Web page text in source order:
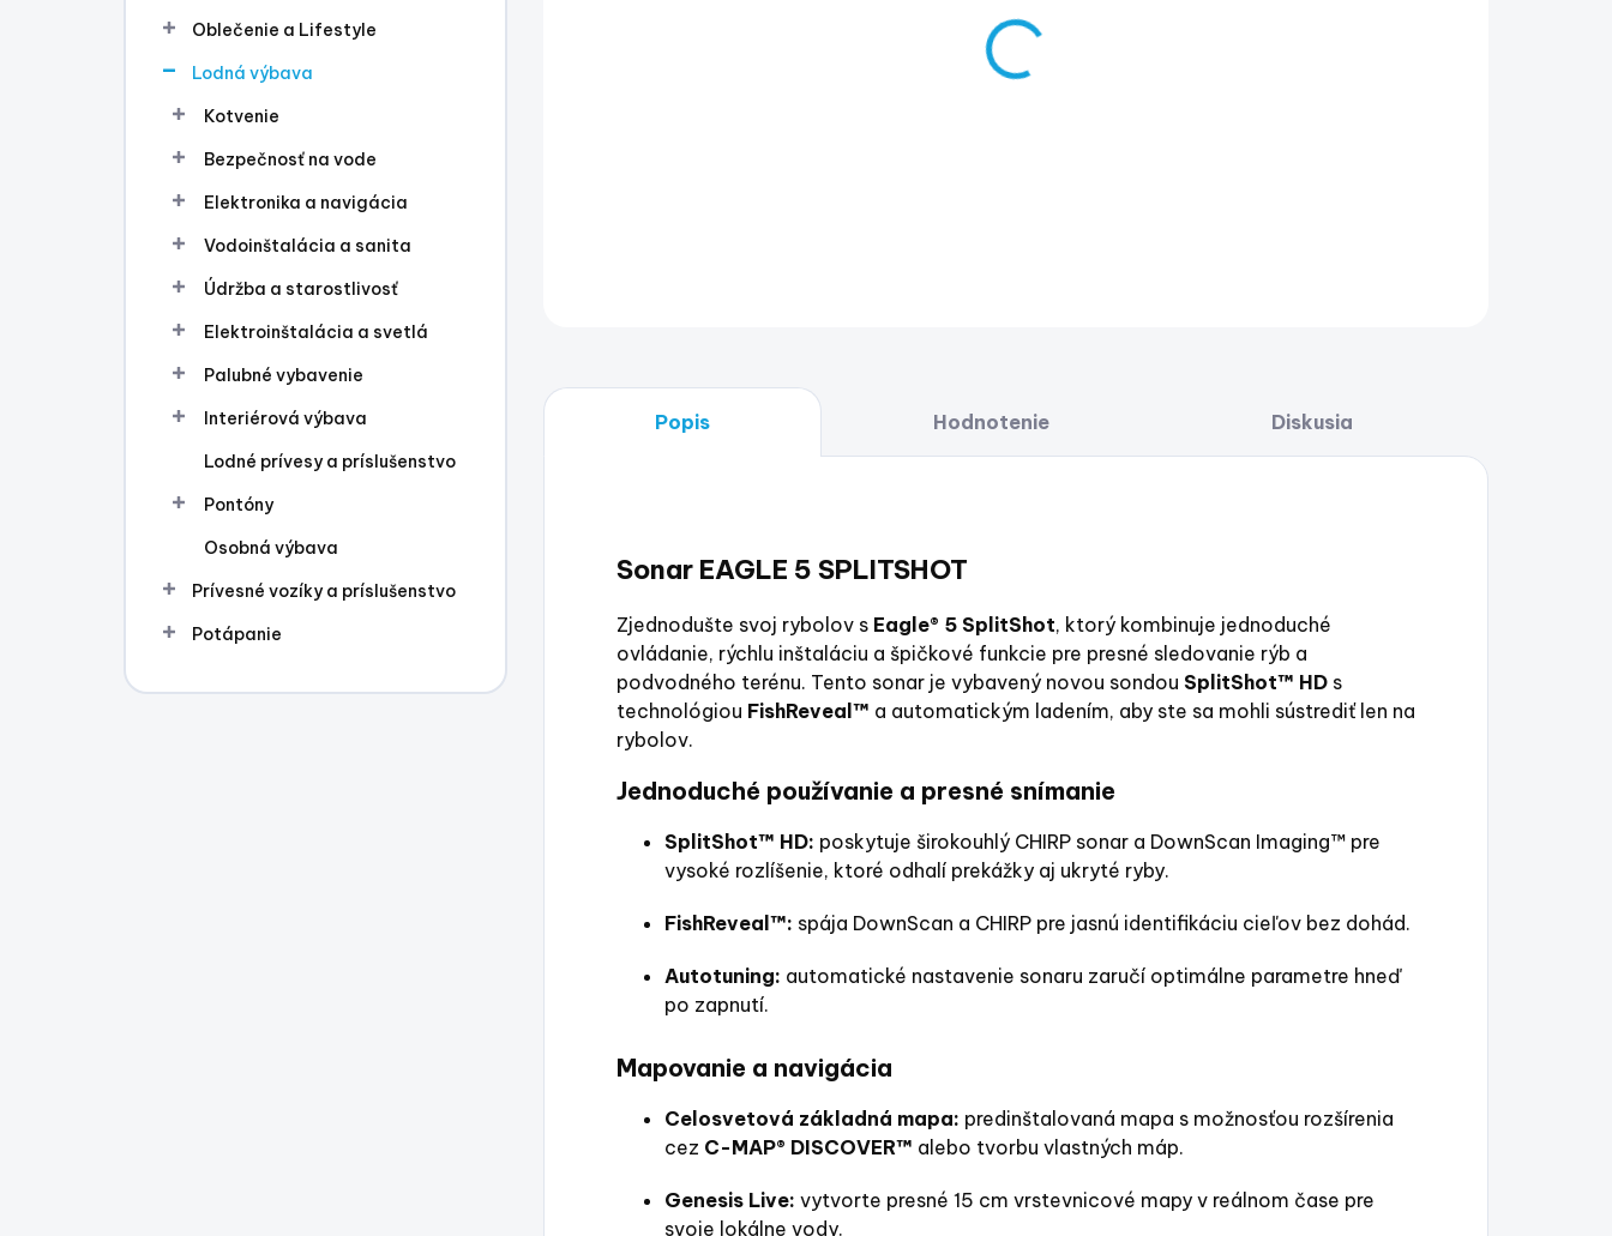
Oblečenie a Lifestyle
Lodná výbava
Kotvenie
Bezpečnosť na vode
Elektronika a navigácia
Vodoinštalácia a sanita
Údržba a starostlivosť
Elektroinštalácia a svetlá
Palubné vybavenie
Interiérová výbava
Lodné prívesy a príslušenstvo
Pontóny
Osobná výbava
Prívesné vozíky a príslušenstvo
Potápanie
Popis Hodnotenie Diskusia
Sonar EAGLE 5 SPLITSHOT
Zjednodušte svoj rybolov s Eagle® 5 SplitShot, ktorý kombinuje jednoduché
ovládanie, rýchlu inštaláciu a špičkové funkcie pre presné sledovanie rýb a
podvodného terénu. Tento sonar je vybavený novou sondou SplitShot™ HD s
technológiou FishReveal™ a automatickým ladením, aby ste sa mohli sústrediť len na
rybolov.
Jednoduché používanie a presné snímanie
SplitShot™ HD: poskytuje širokouhlý CHIRP sonar a DownScan Imaging™ pre
vysoké rozlíšenie, ktoré odhalí prekážky aj ukryté ryby.
FishReveal™: spája DownScan a CHIRP pre jasnú identifikáciu cieľov bez dohád.
Autotuning: automatické nastavenie sonaru zaručí optimálne parametre hneď
po zapnutí.
Mapovanie a navigácia
Celosvetová základná mapa: predinštalovaná mapa s možnosťou rozšírenia
cez C-MAP® DISCOVER™ alebo tvorbu vlastných máp.
Genesis Live: vytvorte presné 15 cm vrstevnicové mapy v reálnom čase pre
svoje lokálne vody.